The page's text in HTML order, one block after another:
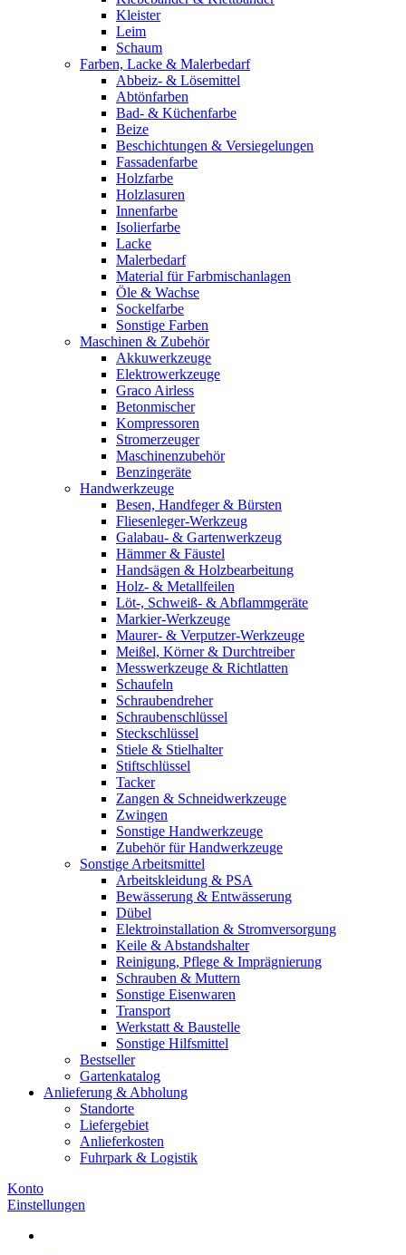
Kleister
Leim
Schaum
Farben, Lacke & Malerbedarf
Abbeiz- & Lösemittel
Abtönfarben
Bad- & Küchenfarbe
Beize
Beschichtungen & Versiegelungen
Fassadenfarbe
Holzfarbe
Holzlasuren
Innenfarbe
Isolierfarbe
Lacke
Malerbedarf
Material für Farbmischanlagen
Öle & Wachse
Sockelfarbe
Sonstige Farben
Maschinen & Zubehör
Akkuwerkzeuge
Elektrowerkzeuge
Graco Airless
Betonmischer
Kompressoren
Stromerzeuger
Maschinenzubehör
Benzingeräte
Handwerkzeuge
Besen, Handfeger & Bürsten
Fliesenleger-Werkzeug
Galabau- & Gartenwerkzeug
Hämmer & Fäustel
Handsägen & Holzbearbeitung
Holz- & Metallfeilen
Löt-, Schweiß- & Abflammgeräte
Markier-Werkzeuge
Maurer- & Verputzer-Werkzeuge
Meißel, Körner & Durchtreiber
Messwerkzeuge & Richtlatten
Schaufeln
Schraubendreher
Schraubenschlüssel
Steckschlüssel
Stiele & Stielhalter
Stiftschlüssel
Tacker
Zangen & Schneidwerkzeuge
Zwingen
Sonstige Handwerkzeuge
Zubehör für Handwerkzeuge
Sonstige Arbeitsmittel
Arbeitskleidung & PSA
Bewässerung & Entwässerung
Dübel
Elektroinstallation & Stromversorgung
Keile & Abstandshalter
Reinigung, Pflege & Imprägnierung
Schrauben & Muttern
Sonstige Eisenwaren
Transport
Werkstatt & Baustelle
Sonstige Hilfsmittel
Bestseller
Gartenkatalog
Anlieferung & Abholung
Standorte
Liefergebiet
Anlieferkosten
Fuhrpark & Logistik
Konto
Einstellungen